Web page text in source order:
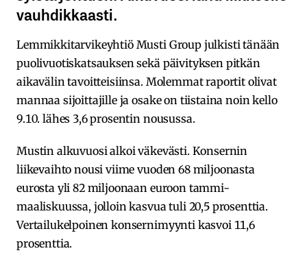
vauhdikkaasti.
Lemmikkitarvikeyhtiö Musti Group julkisti tänään
puolivuotiskatsauksen sekä päivityksen pitkän
aikavälin tavoitteisiinsa. Molemmat raportit olivat
mannaa sijoittajille ja osake on tiistaina noin kello
9.10. lähes 3,6 prosentin nousussa.
Mustin alkuvuosi alkoi väkevästi. Konsernin
liikevaihto nousi viime vuoden 68 miljoonasta
eurosta yli 82 miljoonaan euroon tammi-
maaliskuussa, jolloin kasvua tuli 20,5 prosenttia.
Vertailukelpoinen konsernimyynti kasvoi 11,6
prosenttia.